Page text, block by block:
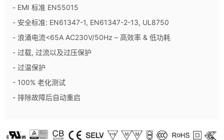
- EMI 标准 EN55015
- 安全标准: EN61347-1, EN61347-2-13, UL8750
- 浪涌电流<65A AC230V/50Hz – 高效率 & 低功耗
- 过载, 过流以及过压保护
- 过温保护
- 100% 老化测试
- 排除故障后自动重启